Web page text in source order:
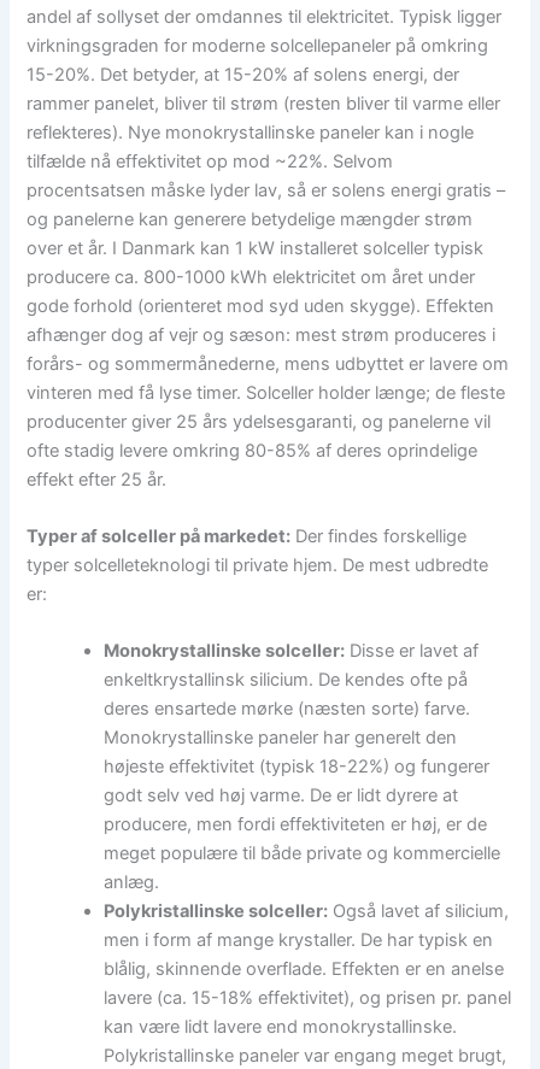
andel af sollyset der omdannes til elektricitet. Typisk ligger
virkningsgraden for moderne solcellepaneler på omkring
15-20%. Det betyder, at 15-20% af solens energi, der
rammer panelet, bliver til strøm (resten bliver til varme eller
reflekteres). Nye monokrystallinske paneler kan i nogle
tilfælde nå effektivitet op mod ~22%. Selvom
procentsatsen måske lyder lav, så er solens energi gratis –
og panelerne kan generere betydelige mængder strøm
over et år. I Danmark kan 1 kW installeret solceller typisk
producere ca. 800-1000 kWh elektricitet om året under
gode forhold (orienteret mod syd uden skygge). Effekten
afhænger dog af vejr og sæson: mest strøm produceres i
forårs- og sommermånederne, mens udbyttet er lavere om
vinteren med få lyse timer. Solceller holder længe; de fleste
producenter giver 25 års ydelsesgaranti, og panelerne vil
ofte stadig levere omkring 80-85% af deres oprindelige
effekt efter 25 år.
Typer af solceller på markedet: Der findes forskellige
typer solcelleteknologi til private hjem. De mest udbredte
er:
Monokrystallinske solceller: Disse er lavet af
enkeltkrystallinsk silicium. De kendes ofte på
deres ensartede mørke (næsten sorte) farve.
Monokrystallinske paneler har generelt den
højeste effektivitet (typisk 18-22%) og fungerer
godt selv ved høj varme. De er lidt dyrere at
producere, men fordi effektiviteten er høj, er de
meget populære til både private og kommercielle
anlæg.
Polykristallinske solceller: Også lavet af silicium,
men i form af mange krystaller. De har typisk en
blålig, skinnende overflade. Effekten er en anelse
lavere (ca. 15-18% effektivitet), og prisen pr. panel
kan være lidt lavere end monokrystallinske.
Polykristallinske paneler var engang meget brugt,